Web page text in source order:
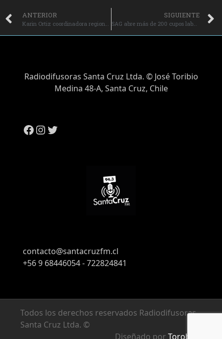
ANTERIOR SIGUIENTE
SAG abre más de 200 cupos laborales para labor de inspección en línea de cerezas.
Radiodifusoras Santa Cruz Ltda. © José Toribio
Medina 48-A, Santa Cruz, Chile
contacto@santacruzfm.cl
+56 9 68446054 - 722824841
Todos los derechos reservados Radiodifusoras
Santa Cruz Ltda. ©
Diseñado por Torobyte